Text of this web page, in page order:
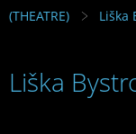
(THEATRE)
Liška
Liška